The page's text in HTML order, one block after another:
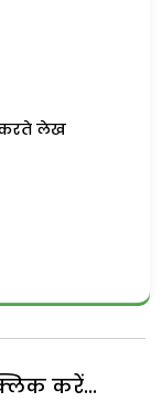
करते लेख
करें...